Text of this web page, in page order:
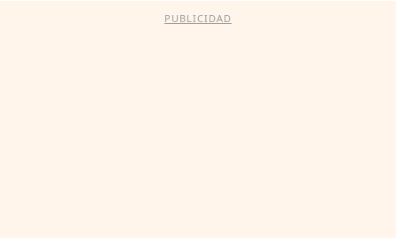
PUBLICIDAD